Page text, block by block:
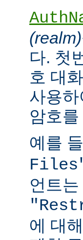
(realm)
다. 첫
호 대
사용
암호
예를
언트
에 대